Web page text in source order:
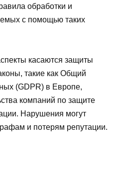
обработки и
с помощью таких
касаются защиты
такие как Общий
(GDPR) в Европе,
компаний по защите
Нарушения могут
и потерям репутации.